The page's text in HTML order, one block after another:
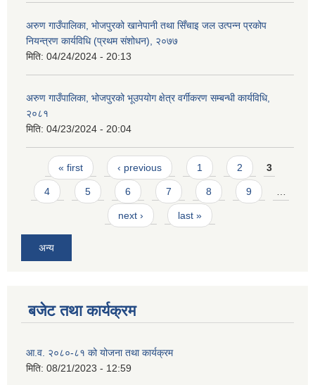
अरुण गाउँपालिका, भोजपुरको खानेपानी तथा सिँचाइ जल उत्पन्न प्रकोप
नियन्त्रण कार्यविधि (प्रथम संशोधन), २०७७
मिति: 04/24/2024 - 20:13
अरुण गाउँपालिका, भोजपुरको भूउपयोग क्षेत्र वर्गीकरण सम्बन्धी कार्यविधि,
२०८१
मिति: 04/23/2024 - 20:04
Pages
« first ‹ previous 1 2 3
4 5 6 7 8 9
next › last »
अन्य
बजेट तथा कार्यक्रम
आ.व. २०८०-८१ को योजना तथा कार्यक्रम
मिति: 08/21/2023 - 12:59